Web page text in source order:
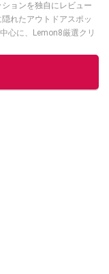
ョンを独自にレビュー
れたアウトドアスポッ
心に、Lemon8厳選クリ